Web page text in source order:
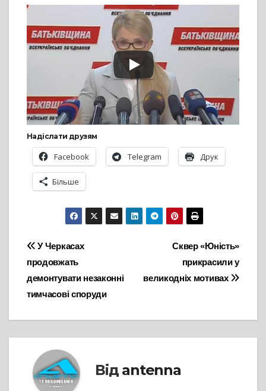
Надіслати друзям
Facebook Telegram Друк
Більше
Навігація
записів
Сквер «Юність»
прикрасили у
великодніх мотивах
У Черкасах
продовжать
демонтувати незаконні
тимчасові споруди
Від antenna